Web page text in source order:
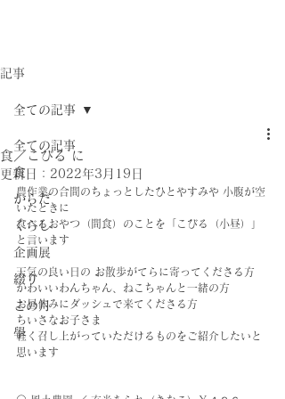
記事
全ての記事
食
からだ
くらし
企画展
綴り
この月
學
全ての記事
食／こびる に
更新日： 2022年3月19日
農作業の合間のちょっとしたひとやすみや 小腹が空
いたときに
食べるおやつ（間食）のことを「こびる（小昼）」
と言います
天気の良い日の お散歩がてらに寄ってくださる方
かわいいわんちゃん、ねこちゃんと一緒の方
お昼休みにダッシュで来てくださる方
ちいさなお子さま
軽く召し上がっていただけるものをご紹介したいと
思います